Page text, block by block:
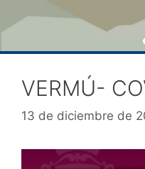
VERMÚ-
13 de diciembre de